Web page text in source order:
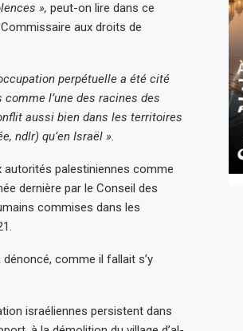
», peut-on lire dans ce
aux droits de
perpétuelle a été cité
l’une des racines des
aussi bien dans les territoires
ndlr) qu’en Israël ».
palestiniennes comme
dernière par le Conseil des
commises dans les
comme il fallait s’y
israéliennes persistent dans